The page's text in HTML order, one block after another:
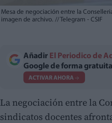
Mesa de negociación entre la
imagen de archivo. // Telegram - CSIF
Añadir El Periodico de
Google de forma
ACTIVAR AHORA
La negociación entre la
sindicatos docentes